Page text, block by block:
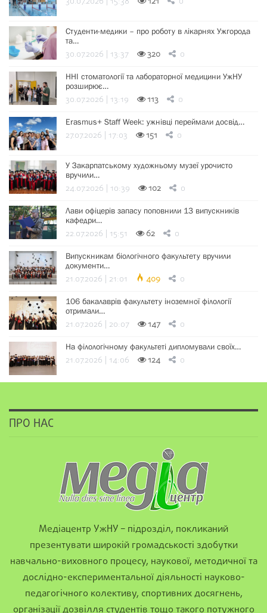
Студенти-медики – про роботу в лікарнях Ужгорода
та…
30.07.2026 | 13:37 320 0
ННІ стоматології та лабораторної медицини УжНУ
розширює…
30.07.2026 | 13:19 113 0
Erasmus+ Staff Week: ужнівці переймали досвід…
27.07.2026 | 17:03 151 0
У Закарпатському художньому музеї урочисто
вручили…
24.07.2026 | 10:39 102 0
Лави офіцерів запасу поповнили 13 випускників
кафедри…
22.07.2026 | 15:51 62 0
Випускникам біологічного факультету вручили
документи…
21.07.2026 | 21:01 409 0
106 бакалаврів факультету іноземної філології
отримали…
21.07.2026 | 20:07 147 0
На філологічному факультеті дипломували своїх…
21.07.2026 | 14:06 124 0
ПРО НАС
Медіацентр УжНУ – підрозділ, покликаний
презентувати широкій громадськості здобутки
навчально-виховного процесу, наукової, методичної та
дослідно-експериментальної діяльності науково-
педагогічного колективу, спортивних досягнень,
організації дозвілля студентів тощо такого потужного